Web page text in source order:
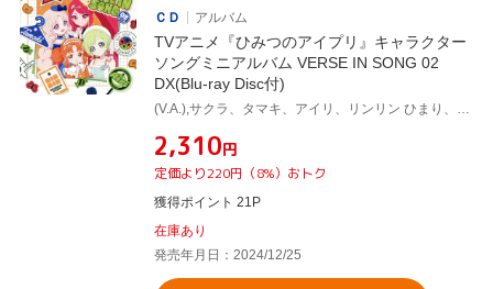
ＣＤ
アルバム
TVアニメ『ひみつのアイプリ』キャラクター
ソングミニアルバム VERSE IN SONG 02
DX(Blu-ray Disc付)
¥2,310円
定価より220円（8%）おトク
獲得ポイント 21P
在庫あり
発売年月日：2024/12/25